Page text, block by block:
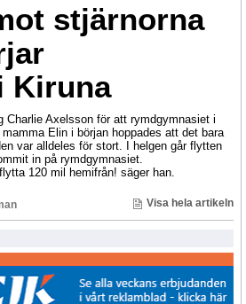
stjärnorna
Kiruna
Charlie Axelsson för att rymdgymnasiet i
Elin i början hoppades att det bara
var alldeles för stort. I helgen går flytten
in på rymdgymnasiet.
120 mil hemifrån! säger han.
Visa hela artikeln